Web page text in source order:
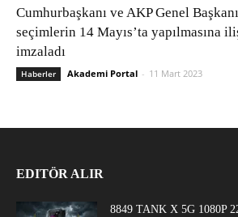
Cumhurbaşkanı ve AKP Genel
seçimlerin 14 Mayıs’ta yapılmasına
imzaladı
Haberler Akademi Portal - 11 Mart 2023
EDITÖR ALIR
8849 TANK X 5G 1080P